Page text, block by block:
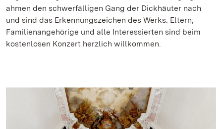
ahmen den schwerfälligen Gang der Dickhäuter nach
und sind das Erkennungszeichen des Werks. Eltern,
Familienangehörige und alle Interessierten sind beim
kostenlosen Konzert herzlich willkommen.